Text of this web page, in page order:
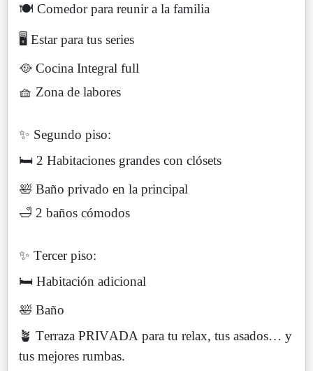
🍽️ Comedor para reunir a la familia
🖥️ Estar para tus series
🥘 Cocina Integral full
🧺 Zona de labores
✨ Segundo piso:
🛏️ 2 Habitaciones grandes con clósets
🛀 Baño privado en la principal
🛁 2 baños cómodos
✨ Tercer piso:
🛏️ Habitación adicional
🛀 Baño
🪴 Terraza PRIVADA para tu relax, tus asados… y
tus mejores rumbas.